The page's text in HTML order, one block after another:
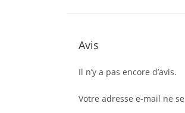
Avis
Il n’y a pas encore d’avis.
Votre adresse e-mail ne